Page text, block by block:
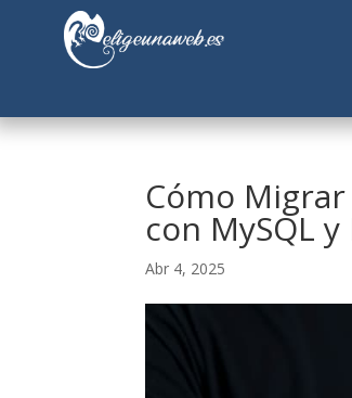
Cómo
con MySQL y
Abr 4, 2025